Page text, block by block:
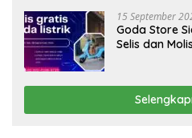
15 September
Goda Store
Selis dan